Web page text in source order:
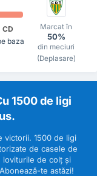
CD
baza
Marcat în
50%
din meciuri
(Deplasare)
1500 de ligi
victorii. 1500 de ligi
de casele de
loviturile de colț și
te astăzi!